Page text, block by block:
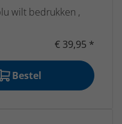
wilt bedrukken ,
€ 39,95 *
Bestel